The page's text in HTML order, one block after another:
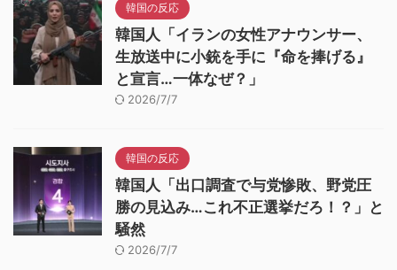
韓国の反応
韓国人「イランの女性アナウンサー、
生放送中に小銃を手に『命を捧げる』
と宣言…一体なぜ？」
2026/7/7
韓国の反応
韓国人「出口調査で与党惨敗、野党圧
勝の見込み…これ不正選挙だろ！？」と
騒然
2026/7/7